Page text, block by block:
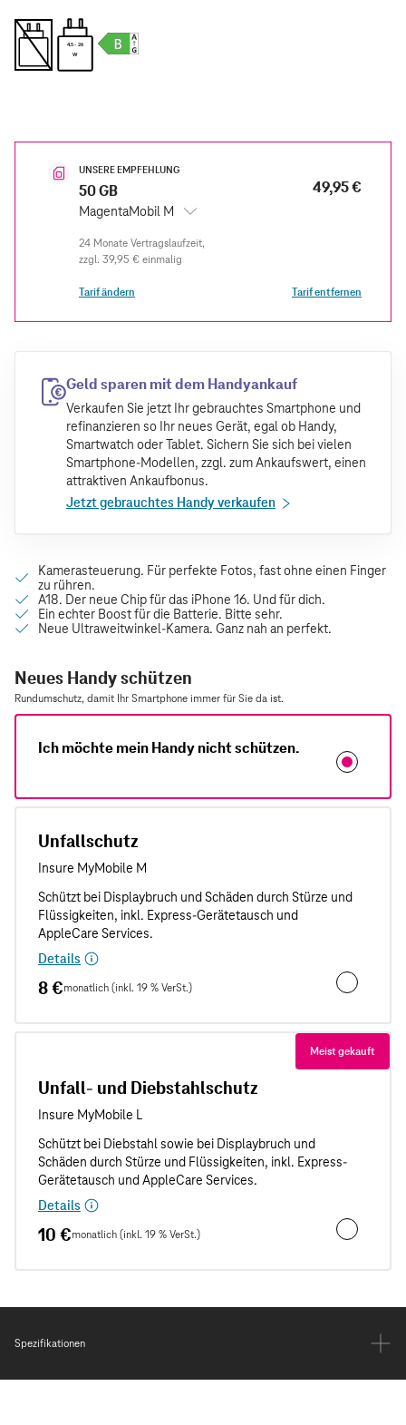
4.5 - 26
W
UNSERE EMPFEHLUNG
50 GB
MagentaMobil M
49,95 €
zzgl. 39,95 € einmalig
Tarif ändern Tarif entfernen
Geld sparen mit dem Handyankauf
Verkaufen Sie jetzt Ihr gebrauchtes Smartphone und
refinanzieren so Ihr neues Gerät, egal ob Handy,
Smartwatch oder Tablet. Sichern Sie sich bei vielen
Smartphone-Modellen, zzgl. zum Ankaufswert, einen
attraktiven Ankaufbonus.
Jetzt gebrauchtes Handy verkaufen
Neues Handy schützen
Rundumschutz, damit Ihr Smartphone immer für Sie da ist.
Ich möchte mein Handy nicht schützen.
Unfallschutz
Details
8 €monatlich (inkl. 19 % VerSt.)
Meist gekauft
Unfall- und Diebstahlschutz
Details
10 €monatlich (inkl. 19 % VerSt.) Unfall- und
Spezifikationen